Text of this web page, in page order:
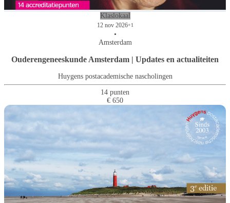
Klaslokaal
12 nov 2026+1
•
Amsterdam
Ouderengeneeskunde Amsterdam | Updates en actualiteiten
Huygens postacademische nascholingen
14 punten
€ 650